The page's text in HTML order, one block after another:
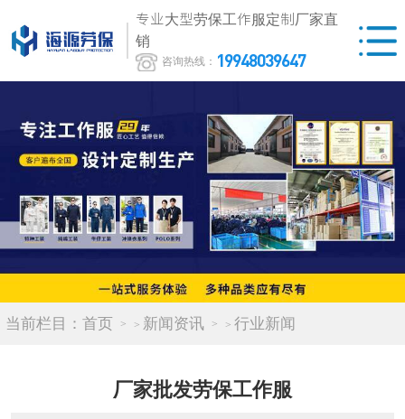
专业大型劳保工作服定制厂家直
销
咨询热线： 19948039647
当前栏目： 首页 > 新闻资讯 > 行业新闻
厂家批发劳保工作服